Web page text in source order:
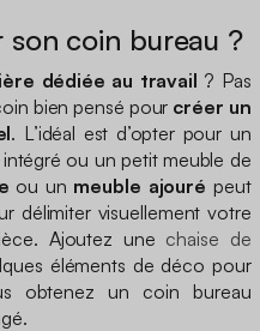
coin bureau ?
dédiée au travail ? Pas
bien pensé pour créer un
. L’idéal est d’opter pour un
ou un petit meuble de
ou un meuble ajouré peut
délimiter visuellement votre
Ajoutez une chaise de
éléments de déco pour
obtenez un coin bureau